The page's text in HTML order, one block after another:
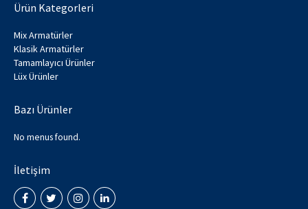
Ürün Kategorleri
Mix Armatürler
Klasik Armatürler
Tamamlayıcı Ürünler
Lüx Ürünler
Bazı Ürünler
No menus found.
İletişim